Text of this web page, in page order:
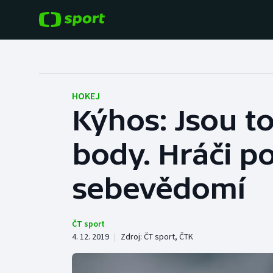
Hokej
Tenis
Baseball a softbal
Basketbal
Biatlon
HOKEJ
Kýhos: Jsou
body. Hráči
sebevědomí
ČT sport
4. 12. 2019 | Zdroj: ČT sport, ČTK